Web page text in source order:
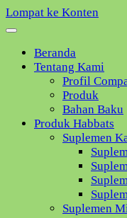
Lompat ke Konten
Beranda
Tentang Kami
Profil
Produk
Bahan Baku
Produk Habbats
Suplemen
Suplemen